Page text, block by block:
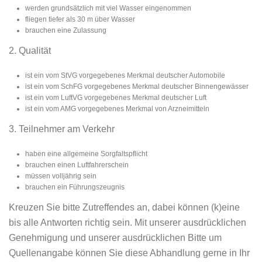
werden grundsätzlich mit viel Wasser eingenommen
fliegen tiefer als 30 m über Wasser
brauchen eine Zulassung
2. Qualität
ist ein vom StVG vorgegebenes Merkmal deutscher Automobile
ist ein vom SchFG vorgegebenes Merkmal deutscher Binnengewässer
ist ein vom LuftVG vorgegebenes Merkmal deutscher Luft
ist ein vom AMG vorgegebenes Merkmal von Arzneimitteln
3. Teilnehmer am Verkehr
haben eine allgemeine Sorgfaltspflicht
brauchen einen Luftfahrerschein
müssen volljährig sein
brauchen ein Führungszeugnis
Kreuzen Sie bitte Zutreffendes an, dabei können (k)eine
bis alle Antworten richtig sein. Mit unserer ausdrücklichen
Genehmigung und unserer ausdrücklichen Bitte um
Quellenangabe können Sie diese Abhandlung gerne in Ihr